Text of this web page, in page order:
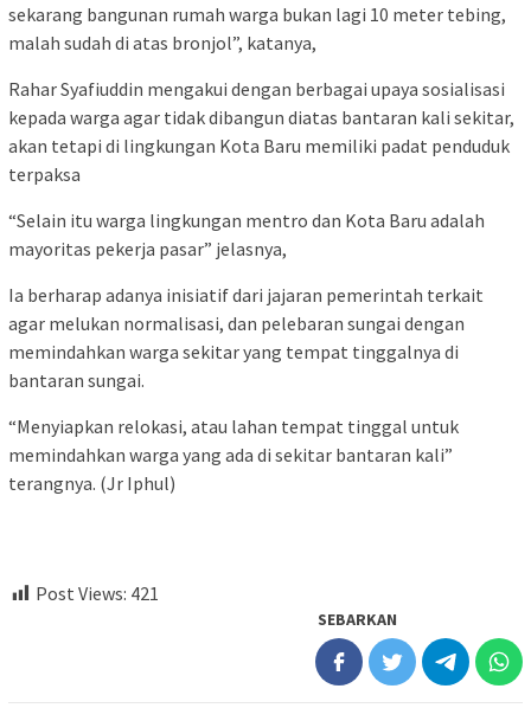
sekarang bangunan rumah warga bukan lagi 10 meter tebing,
malah sudah di atas bronjol”, katanya,
Rahar Syafiuddin mengakui dengan berbagai upaya sosialisasi
kepada warga agar tidak dibangun diatas bantaran kali sekitar,
akan tetapi di lingkungan Kota Baru memiliki padat penduduk
terpaksa
“Selain itu warga lingkungan mentro dan Kota Baru adalah
mayoritas pekerja pasar” jelasnya,
Ia berharap adanya inisiatif dari jajaran pemerintah terkait
agar melukan normalisasi, dan pelebaran sungai dengan
memindahkan warga sekitar yang tempat tinggalnya di
bantaran sungai.
“Menyiapkan relokasi, atau lahan tempat tinggal untuk
memindahkan warga yang ada di sekitar bantaran kali”
terangnya. (Jr Iphul)
Post Views: 421
SEBARKAN